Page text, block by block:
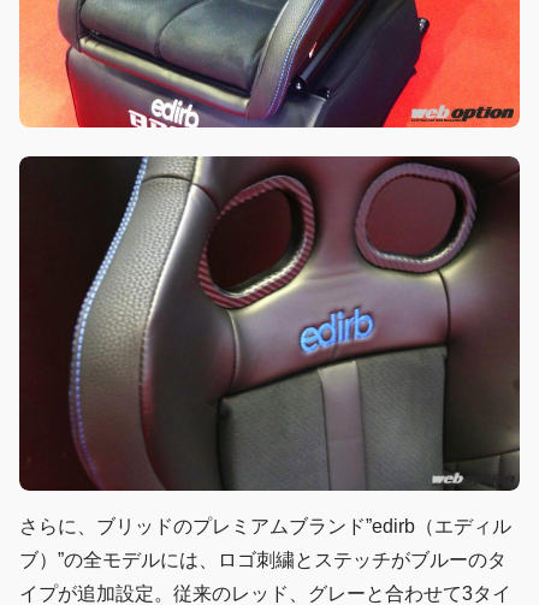
さらに、ブリッドのプレミアムブランド”edirb（エディル
ブ）”の全モデルには、ロゴ刺繍とステッチがブルーのタ
イプが追加設定。従来のレッド、グレーと合わせて3タイ